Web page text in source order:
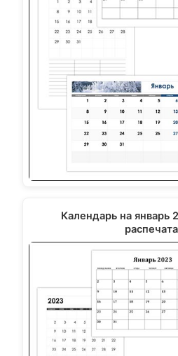
Календарь на январь